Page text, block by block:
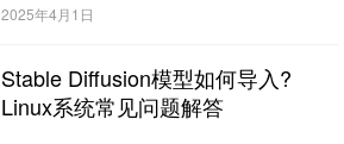
2025年4月1日
Stable Diffusion模型如何导入?
Linux系统常见问题解答